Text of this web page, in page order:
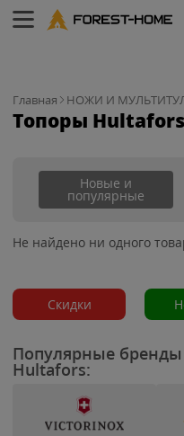
Главная НОЖИ И
Топоры Hultafors
Новые и
популярные
Не найдено ни одного
Скидки
Популярные бренды
Hultafors: